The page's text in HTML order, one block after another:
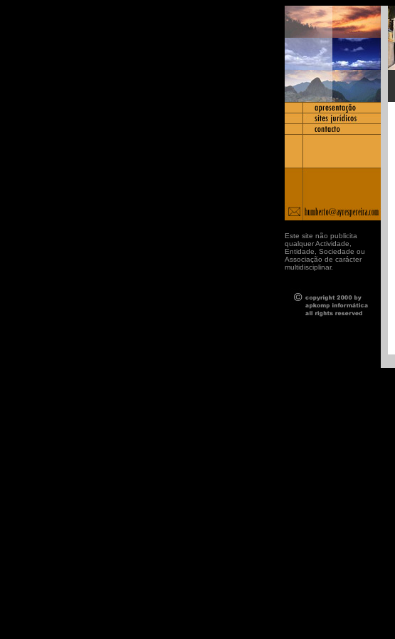
Este site não publicita
qualquer Actividade,
Entidade, Sociedade ou
Associação de carácter
multidisciplinar.